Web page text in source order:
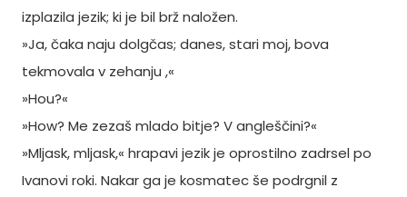
izplazila jezik; ki je bil brž naložen.
»Ja, čaka naju dolgčas; danes, stari moj, bova
tekmovala v zehanju ,«
»Hou?«
»How? Me zezaš mlado bitje? V angleščini?«
»Mljask, mljask,« hrapavi jezik je oprostilno zadrsel po
Ivanovi roki. Nakar ga je kosmatec še podrgnil z